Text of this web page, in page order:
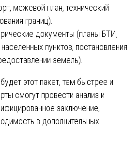
межевой план, технический
границ).
документы (планы БТИ,
пунктов, постановления
земель).
этот пакет, тем быстрее и
смогут провести анализ и
заключение,
в дополнительных